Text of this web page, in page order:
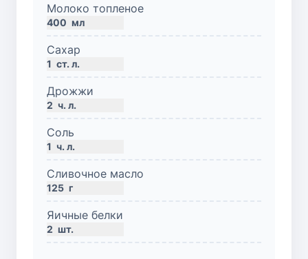
Молоко топленое
400 мл
Сахар
1 ст. л.
Дрожжи
2 ч. л.
Соль
1 ч. л.
Сливочное масло
125 г
Яичные белки
2 шт.